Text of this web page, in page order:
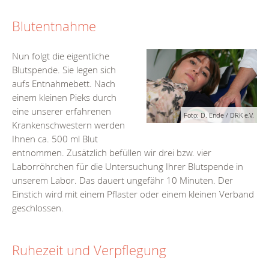
Blutentnahme
Foto: D. Ende / DRK e.V.
Nun folgt die eigentliche
Blutspende. Sie legen sich
aufs Entnahmebett. Nach
einem kleinen Pieks durch
eine unserer erfahrenen
Krankenschwestern werden
Ihnen ca. 500 ml Blut
entnommen. Zusätzlich befüllen wir drei bzw. vier
Laborröhrchen für die Untersuchung Ihrer Blutspende in
unserem Labor. Das dauert ungefähr 10 Minuten. Der
Einstich wird mit einem Pflaster oder einem kleinen Verband
geschlossen.
Ruhezeit und Verpflegung